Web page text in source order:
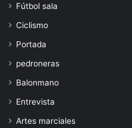
Fútbol sala
Ciclismo
Portada
pedroneras
Balonmano
Entrevista
Artes marciales